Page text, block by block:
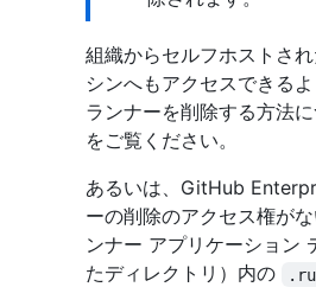
組織からセルフホストさ
シンへもアクセスできる
ランナーを削除する方法
をご覧ください。
あるいは、GitHub
ーの削除のアクセス権が
ンナー アプリケーション
たディレクトリ）内の